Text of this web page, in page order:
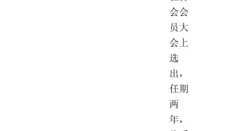
会会
员大
会上
选
出，
任期
两
年，